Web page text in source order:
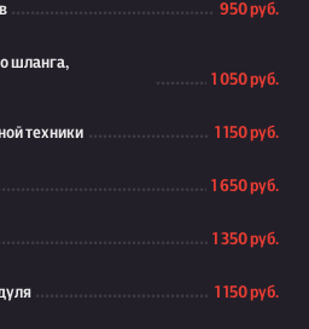
950 руб.
шланга,
1 050 руб.
техники 1 150 руб.
1 650 руб.
1 350 руб.
1 150 руб.